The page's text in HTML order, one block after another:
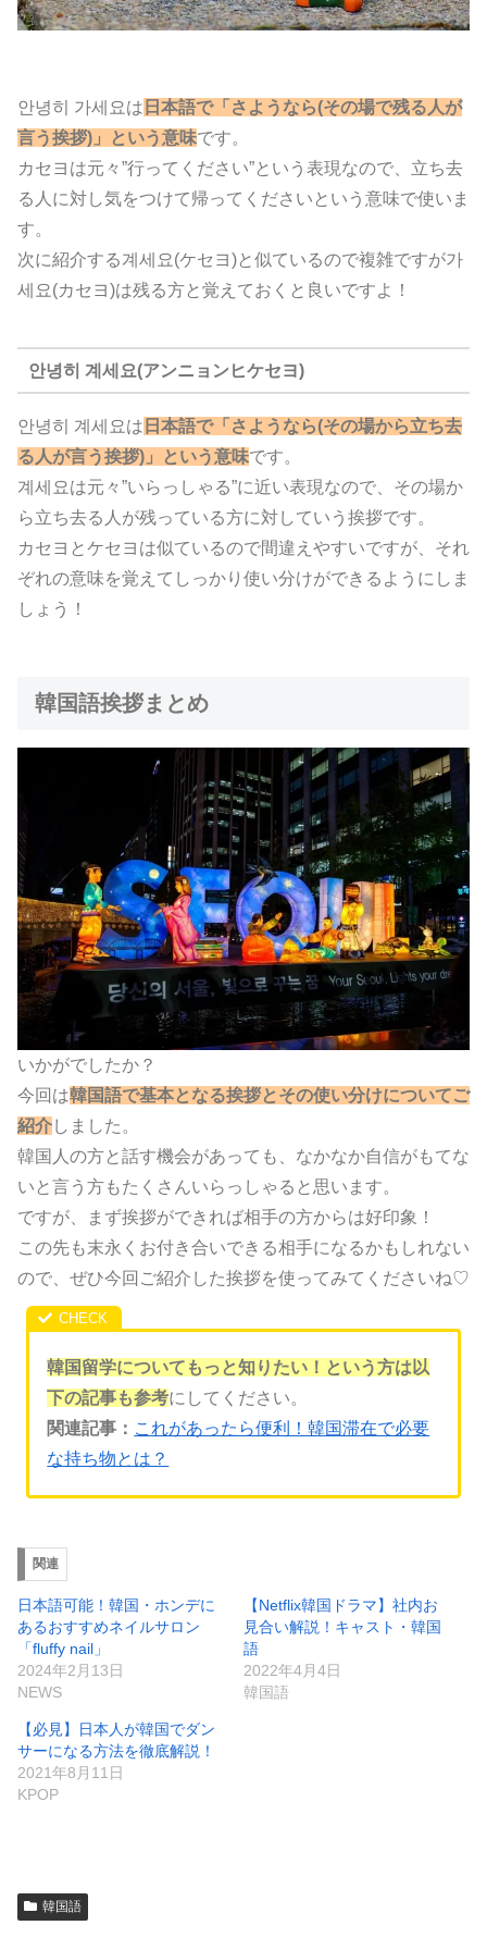
안녕히 가세요は 日本語で「さようなら(その場で残る人が
言う挨拶)」という意味です。
カセヨは元々”行ってください”という表現なので、立ち去
る人に対し気をつけて帰ってくださいという意味で使いま
す。
次に紹介する계세요(ケセヨ)と似ているので複雑ですが가
세요(カセヨ)は残る方と覚えておくと良いですよ！
안녕히 계세요(アンニョンヒケセヨ)
안녕히 계세요は 日本語で「さようなら(その場から立ち去
る人が言う挨拶)」という意味です。
계세요は元々”いらっしゃる”に近い表現なので、その場か
ら立ち去る人が残っている方に対していう挨拶です。
カセヨとケセヨは似ているので間違えやすいですが、それ
ぞれの意味を覚えてしっかり使い分けができるようにしま
しょう！
韓国語挨拶まとめ
いかがでしたか？
今回は韓国語で基本となる挨拶とその使い分けについてご
紹介しました。
韓国人の方と話す機会があっても、なかなか自信がもてな
いと言う方もたくさんいらっしゃると思います。
ですが、まず挨拶ができれば相手の方からは好印象！
この先も末永くお付き合いできる相手になるかもしれない
ので、ぜひ今回ご紹介した挨拶を使ってみてくださいね♡
韓国留学についてもっと知りたい！という方は以
下の記事も参考にしてください。
関連記事： これがあったら便利！韓国滞在で必要
な持ち物とは？
関連
日本語可能！韓国・ホンデに
あるおすすめネイルサロン
「fluffy nail」
2024年2月13日
NEWS
【Netflix韓国ドラマ】社内お
見合い解説！キャスト・韓国
語
2022年4月4日
韓国語
【必見】日本人が韓国でダン
サーになる方法を徹底解説！
2021年8月11日
KPOP
韓国語